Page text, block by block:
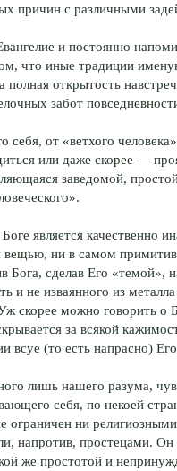
причин с различными
и постоянно
что иные традиции
открытость
забот
себя, от «ветхого
или даже скорее —
заведомой,
является качественно
вещью, ни в самом
сделав Его «темой»,
и не изваянного из
скорее можно говорить о
за всякой
всуе (то есть напрасно)
лишь нашего разума,
себя, по некоей
ограничен ни
напротив, простецами.
же простотой и